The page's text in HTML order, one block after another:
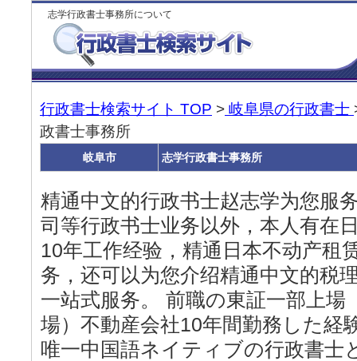
志学行政書士事務所について
行政書士検索サイト TOP > 岐阜県の行政書士
政書士事務所
岐阜市 志学行政書士事務所
精通中文的行政书士赵志学为您服
司等行政书士业务以外，本人有在
10年工作经验，精通日本不动产租
务，还可以为您介绍精通中文的税
一站式服务。 前職の東証一部上場
場）不動産会社10年間勤務した経
唯一中国語ネイティブの行政書士